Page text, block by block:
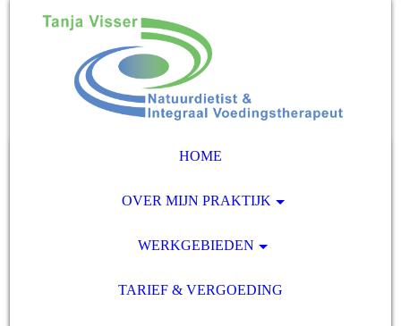
HOME
OVER MIJN PRAKTIJK
WERKGEBIEDEN
TARIEF & VERGOEDING